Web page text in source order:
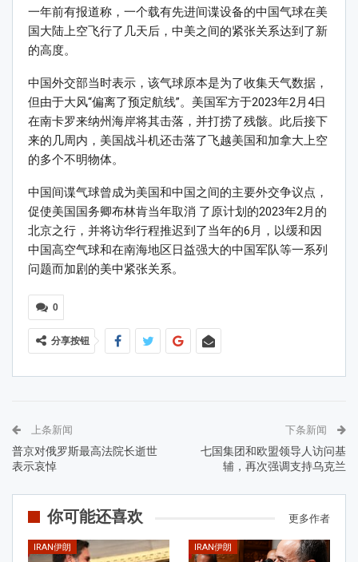
一年前有报道称，一个载有先进间谍设备的中国气球在美
国大陆上空飞行了几天后，中美之间的紧张关系达到了新
的高度。
中国外交部当时表示，该气球原本是为了收集天气数据，
但由于大风“偏离了预定航线”。美国军方于2023年2月4日
在南卡罗来纳州海岸将其击落，并打捞了残骸。此后接下
来的几周内，美国战斗机还击落了飞越美国和加拿大上空
的多个不明物体。
中国间谍气球曾成为美国和中国之间的主要外交争议点，
促使美国国务卿布林肯当年取消 了原计划的2023年2月的
北京之行，并将访华行程推迟到了当年的6月，以缓和因
中国高空气球和在南海地区日益强大的中国军队等一系列
问题而加剧的美中紧张关系。
0
分享按钮
上条新闻
普京对俄罗斯最高法院长逝世
表示哀悼
下条新闻
七国集团和欧盟领导人访问基
辅，再次强调支持乌克兰
你可能还喜欢 更多作者
IRAN伊朗 IRAN伊朗